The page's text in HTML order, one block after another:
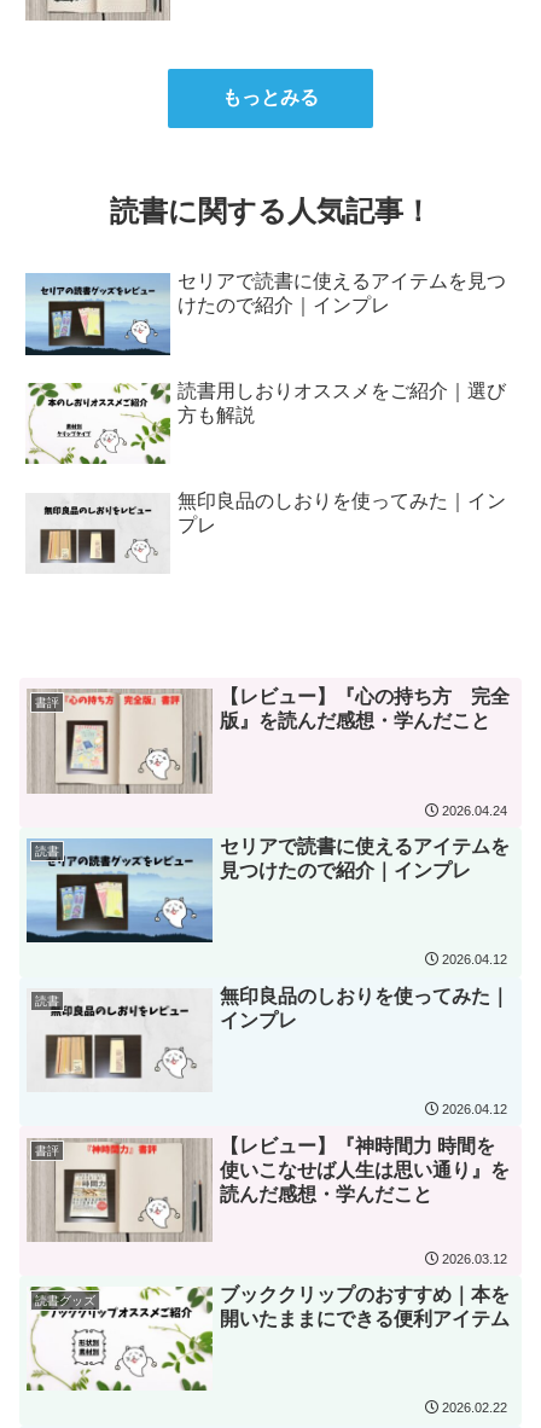
もっとみる
読書に関する人気記事！
セリアで読書に使えるアイテムを見つ
けたので紹介｜インプレ
読書用しおりオススメをご紹介｜選び
方も解説
無印良品のしおりを使ってみた｜イン
プレ
書評
【レビュー】『心の持ち方 完全
版』を読んだ感想・学んだこと
2026.04.24
読書
セリアで読書に使えるアイテムを
見つけたので紹介｜インプレ
2026.04.12
読書
無印良品のしおりを使ってみた｜
インプレ
2026.04.12
書評
【レビュー】『神時間力 時間を
使いこなせば人生は思い通り』を
読んだ感想・学んだこと
2026.03.12
読書グッズ
ブッククリップのおすすめ｜本を
開いたままにできる便利アイテム
2026.02.22